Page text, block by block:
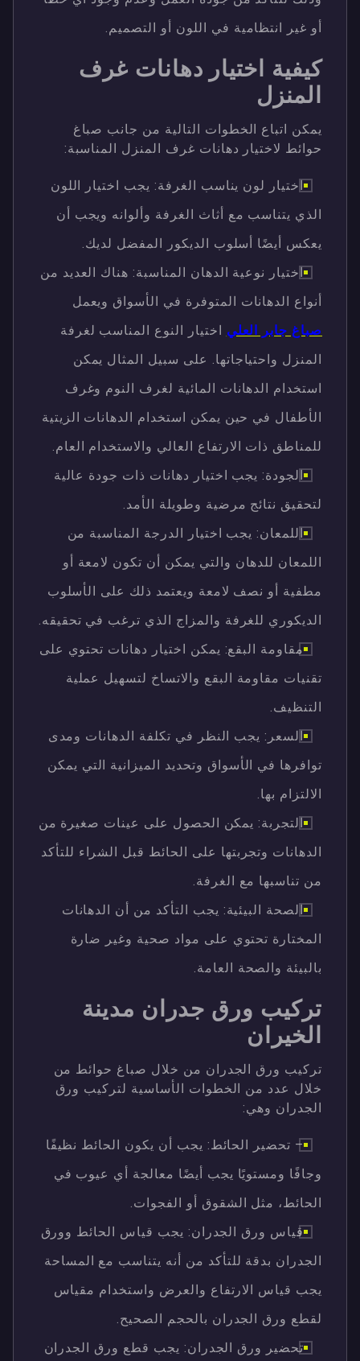
أو غير انتظامية في اللون أو التصميم.
كيفية اختيار دهانات غرف
المنزل
يمكن اتباع الخطوات التالية من جانب صباغ
حوائط لاختيار دهانات غرف المنزل المناسبة:
اختيار لون يناسب الغرفة: يجب اختيار اللون
الذي يتناسب مع أثاث الغرفة وألوانه ويجب أن
يعكس أيضًا أسلوب الديكور المفضل لديك.
اختيار نوعية الدهان المناسبة: هناك العديد من
أنواع الدهانات المتوفرة في الأسواق ويعمل
صباغ جابر العلي اختيار النوع المناسب لغرفة
المنزل واحتياجاتها. على سبيل المثال يمكن
استخدام الدهانات المائية لغرف النوم وغرف
الأطفال في حين يمكن استخدام الدهانات الزيتية
للمناطق ذات الارتفاع العالي والاستخدام العام.
الجودة: يجب اختيار دهانات ذات جودة عالية
لتحقيق نتائج مرضية وطويلة الأمد.
اللمعان: يجب اختيار الدرجة المناسبة من
اللمعان للدهان والتي يمكن أن تكون لامعة أو
مطفية أو نصف لامعة ويعتمد ذلك على الأسلوب
الديكوري للغرفة والمزاج الذي ترغب في تحقيقه.
مقاومة البقع: يمكن اختيار دهانات تحتوي على
تقنيات مقاومة البقع والاتساخ لتسهيل عملية
التنظيف.
السعر: يجب النظر في تكلفة الدهانات ومدى
توافرها في الأسواق وتحديد الميزانية التي يمكن
الالتزام بها.
التجربة: يمكن الحصول على عينات صغيرة من
الدهانات وتجربتها على الحائط قبل الشراء للتأكد
من تناسبها مع الغرفة.
الصحة البيئية: يجب التأكد من أن الدهانات
المختارة تحتوي على مواد صحية وغير ضارة
بالبيئة والصحة العامة.
تركيب ورق جدران مدينة
الخيران
تركيب ورق الجدران من خلال صباغ حوائط من
خلال عدد من الخطوات الأساسية لتركيب ورق
الجدران وهي:
– تحضير الحائط: يجب أن يكون الحائط نظيفًا
وجافًا ومستويًا يجب أيضًا معالجة أي عيوب في
الحائط، مثل الشقوق أو الفجوات.
قياس ورق الجدران: يجب قياس الحائط وورق
الجدران بدقة للتأكد من أنه يتناسب مع المساحة
يجب قياس الارتفاع والعرض واستخدام مقياس
لقطع ورق الجدران بالحجم الصحيح.
تحضير ورق الجدران: يجب قطع ورق الجدران